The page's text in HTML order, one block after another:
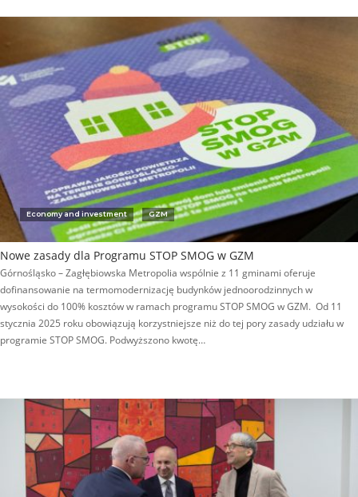
Economy and investment GZM
Nowe zasady dla Programu STOP SMOG w GZM
Górnośląsko – Zagłębiowska Metropolia wspólnie z 11 gminami oferuje
dofinansowanie na termomodernizację budynków jednoorodzinnych w
wysokości do 100% kosztów w ramach programu STOP SMOG w GZM. Od 11
stycznia 2025 roku obowiązują korzystniejsze niż do tej pory zasady udziału w
programie STOP SMOG. Podwyższono kwotę…